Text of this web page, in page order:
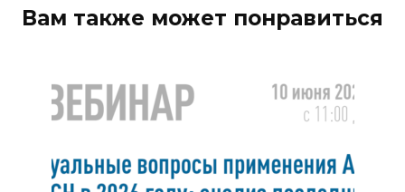
Вам также может понравиться